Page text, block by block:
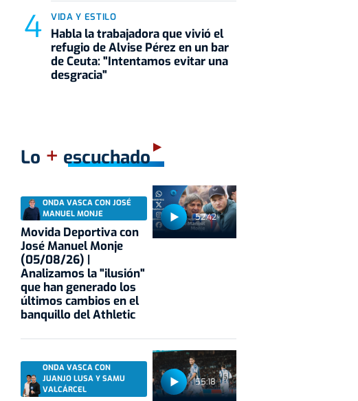
VIDA Y ESTILO
Habla la trabajadora que vivió el
refugio de Alvise Pérez en un bar
de Ceuta: "Intentamos evitar una
desgracia"
Lo + escuchado
52:42
ONDA VASCA CON JOSÉ
MANUEL MONJE
Movida Deportiva con
José Manuel Monje
(05/08/26) |
Analizamos la "ilusión"
que han generado los
últimos cambios en el
banquillo del Athletic
55:18
ONDA VASCA CON
JUANJO LUSA Y SAMU
VALCÁRCEL